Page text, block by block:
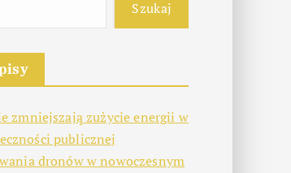
Szukaj
zmniejszają zużycie energii w
publicznej
dronów w nowoczesnym